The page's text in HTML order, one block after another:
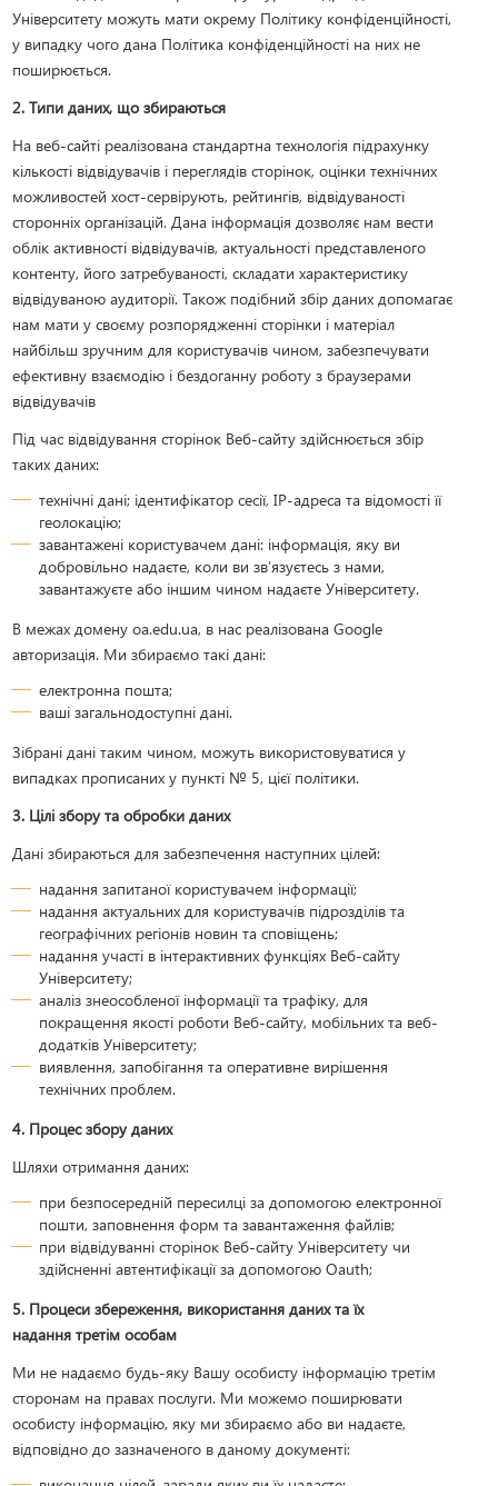
Університету можуть мати окрему Політику конфіденційності,
у випадку чого дана Політика конфіденційності на них не
поширюється.
2. Типи даних, що збираються
На веб-сайті реалізована стандартна технологія підрахунку
кількості відвідувачів і переглядів сторінок, оцінки технічних
можливостей хост-сервірують, рейтингів, відвідуваності
сторонніх організацій. Дана інформація дозволяє нам вести
облік активності відвідувачів, актуальності представленого
контенту, його затребуваності, складати характеристику
відвідуваною аудиторії. Також подібний збір даних допомагає
нам мати у своєму розпорядженні сторінки і матеріал
найбільш зручним для користувачів чином, забезпечувати
ефективну взаємодію і бездоганну роботу з браузерами
відвідувачів
Під час відвідування сторінок Веб-сайту здійснюється збір
таких даних:
технічні дані; ідентифікатор сесії, IP-адреса та відомості її
геолокацію;
завантажені користувачем дані: інформація, яку ви
добровільно надаєте, коли ви зв’язуєтесь з нами,
завантажуєте або іншим чином надаєте Університету.
В межах домену oa.edu.ua, в нас реалізована Google
авторизація. Ми збираємо такі дані:
електронна пошта;
ваші загальнодоступні дані.
Зібрані дані таким чином, можуть використовуватися у
випадках прописаних у пункті № 5, цієї політики.
3. Цілі збору та обробки даних
Дані збираються для забезпечення наступних цілей:
надання запитаної користувачем інформації;
надання актуальних для користувачів підрозділів та
географічних регіонів новин та сповіщень;
надання участі в інтерактивних функціях Веб-сайту
Університету;
аналіз знеособленої інформації та трафіку, для
покращення якості роботи Веб-сайту, мобільних та веб-
додатків Університету;
виявлення, запобігання та оперативне вирішення
технічних проблем.
4. Процес збору даних
Шляхи отримання даних:
при безпосередній пересилці за допомогою електронної
пошти, заповнення форм та завантаження файлів;
при відвідуванні сторінок Веб-сайту Університету чи
здійсненні автентифікації за допомогою Oauth;
5. Процеси збереження, використання даних та їх
надання третім особам
Ми не надаємо будь-яку Вашу особисту інформацію третім
сторонам на правах послуги. Ми можемо поширювати
особисту інформацію, яку ми збираємо або ви надаєте,
відповідно до зазначеного в даному документі: